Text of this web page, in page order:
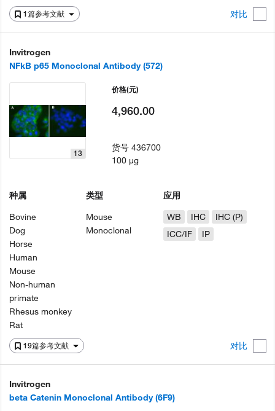
1篇参考文献 对比
Invitrogen
NFkB p65 Monoclonal Antibody (572)
19篇参考文献 对比
13
种属
Bovine
Dog
Horse
Human
Mouse
Non-human
primate
Rhesus monkey
Rat
类型
Mouse
Monoclonal
应用
WB
IHC
IHC (P)
ICC/IF
IP
价格(元)
4,960.00
货号436700
100 µg
Invitrogen
beta Catenin Monoclonal Antibody (6F9)